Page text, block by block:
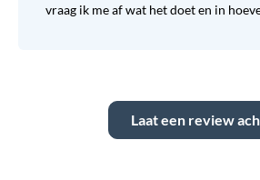
vraag ik me af wat het doet en in
Laat een review